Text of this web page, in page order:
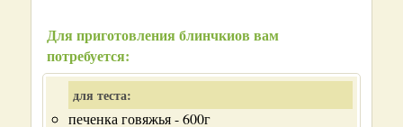
Для приготовления блинчкиов вам
потребуется:
для теста:
печенка говяжья - 600г